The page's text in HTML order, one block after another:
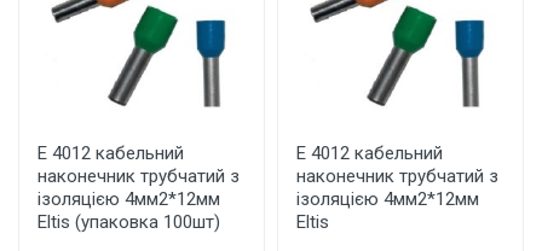
E 4012 кабельний
наконечник трубчатий з
ізоляцією 4мм2*12мм
Eltis (упаковка 100шт)
E 4012 кабельний
наконечник трубчатий з
ізоляцією 4мм2*12мм
Eltis